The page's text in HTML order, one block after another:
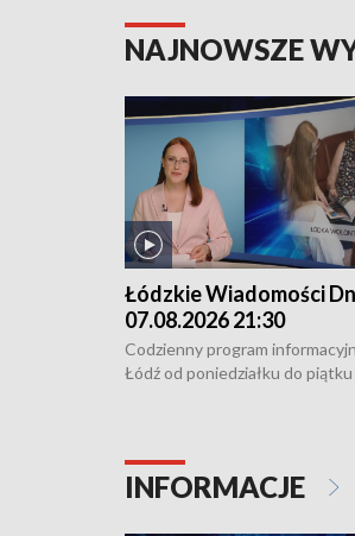
NAJNOWSZE
Łódzkie Wiadomości
07.08.2026 21:30
Codzienny program
Łódź od poniedziałku do
INFORMACJE